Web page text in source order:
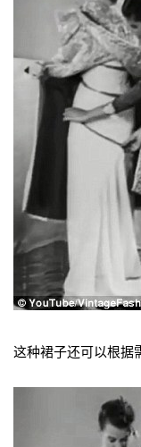
这种裙子还可以根据